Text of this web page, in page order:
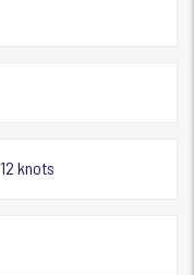
12 knots